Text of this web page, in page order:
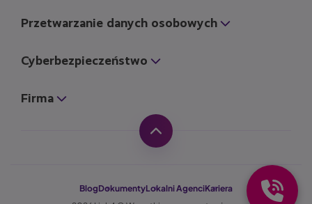
Przetwarzanie danych osobowych
Cyberbezpieczeństwo
Firma
BlogDokumentyLokalni AgenciKariera